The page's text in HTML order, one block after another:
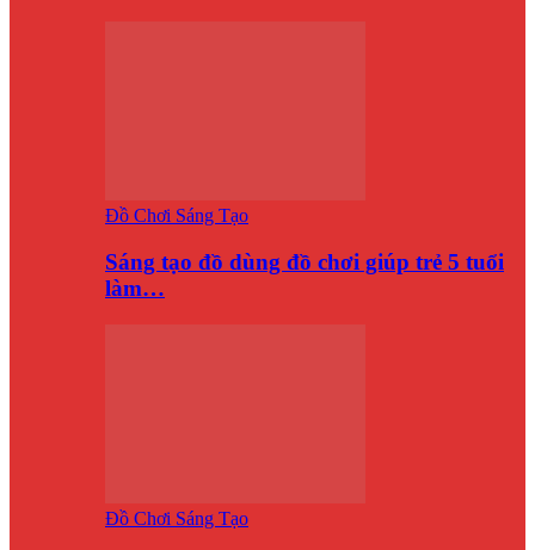
Đồ Chơi Sáng Tạo
Sáng tạo đồ dùng đồ chơi giúp trẻ 5 tuổi
làm…
Đồ Chơi Sáng Tạo